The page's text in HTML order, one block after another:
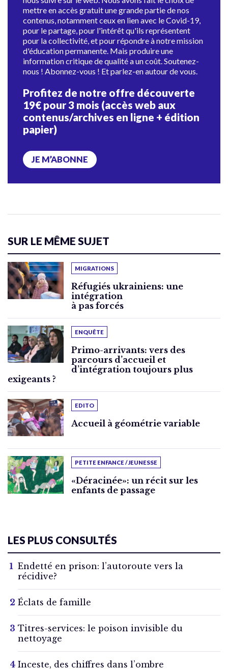
mettre en accès gratuit une grande partie de nos
contenus, notamment ceux en lien avec le Covid-19,
pour le partage, pour l'intérêt qu'ils représentent
pour la collectivité, et pour répondre à notre mission
d'éducation permanente. Mais produire une
information critique de qualité a un coût. Soutenez-
nous ! Abonnez-vous ! Et parlez-en autour de vous.
Profitez de notre offre découverte
19€ pour 3 mois (accès web aux
contenus/archives en ligne + édition
papier)
JE M’ABONNE
SUR LE MÊME SUJET
MIGRATIONS
Réfugiés ukrainiens: une
intégration
à pas forcés
ENQUÊTE
Primo-arrivants: vers des
parcours d’accueil et
d’intégration toujours plus
exigeants ?
EDITO
Accueil à géométrie variable
PETITE ENFANCE / JEUNESSE
«Déracinée»: un récit sur les
enfants de passage
LES PLUS CONSULTÉS
Endetté en prison: l’autoroute vers la
récidive?
Éclats de famille
Titres-services: le poison invisible du
nettoyage
Inceste, des chiffres dans l’ombre